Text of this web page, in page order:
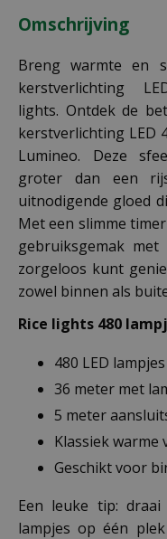
Omschrijving
Breng warmte en
kerstverlichting
lights. Ontdek de
kerstverlichting LED
Lumineo. Deze
groter dan een
uitnodigende gloed
Met een slimme
gebruiksgemak met
zorgeloos kunt
zowel binnen als
Rice lights 480
480 LED lampjes
36 meter met
5 meter
Klassiek warme
Geschikt voor
Een leuke tip:
lampjes op één